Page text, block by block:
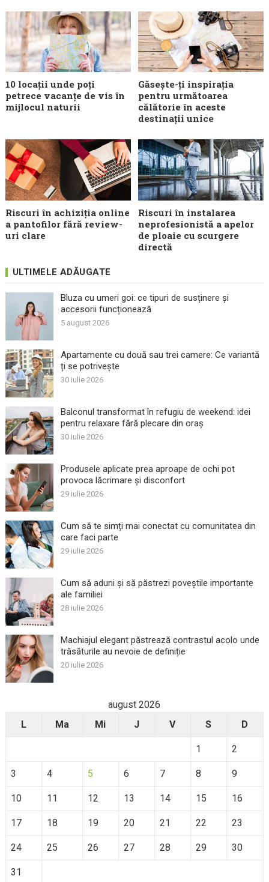
10 locații unde poți
petrece vacanțe de vis în
mijlocul naturii
Găsește-ți inspirația
pentru următoarea
călătorie în aceste
destinații unice
Riscuri în achiziția online
a pantofilor fără review-
uri clare
Riscuri în instalarea
neprofesionistă a apelor
de ploaie cu scurgere
directă
ULTIMELE ADĂUGATE
Bluza cu umeri goi: ce tipuri de susținere și
accesorii funcționează
5 august 2026
Apartamente cu două sau trei camere: Ce variantă
ți se potrivește
30 iulie 2026
Balconul transformat în refugiu de weekend: idei
pentru relaxare fără plecare din oraș
30 iulie 2026
Produsele aplicate prea aproape de ochi pot
provoca lăcrimare și disconfort
29 iulie 2026
Cum să te simți mai conectat cu comunitatea din
care faci parte
29 iulie 2026
Cum să aduni și să păstrezi poveștile importante
ale familiei
28 iulie 2026
Machiajul elegant păstrează contrastul acolo unde
trăsăturile au nevoie de definiție
20 iulie 2026
august 2026
L
Ma Mi J V S D
1 2
3 4 5 6 7 8 9
10 11 12 13 14 15 16
17 18 19 20 21 22 23
24 25 26 27 28 29 30
31